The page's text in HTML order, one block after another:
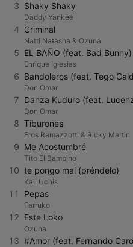
3 Shaky Shaky
Daddy Yankee
4 Criminal
Natti Natasha & Ozuna
5 EL BAÑO (feat. Bad Bunny)
Enrique Iglesias
6 Bandoleros (feat. Tego
Don Omar
7 Danza Kuduro (feat.
Don Omar
8 Tiburones
Eros Ramazzotti & Ricky Martin
9 Me Acostumbré
Tito El Bambino
10 te pongo mal (préndelo)
Kali Uchis
11 Pepas
Farruko
12 Este Loko
Ozuna
13 #Amor (feat. Fernando